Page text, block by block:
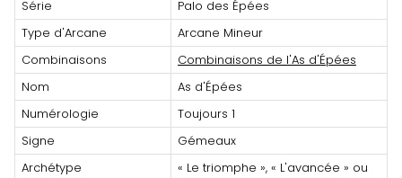
Série
Palo des Épées
Type d'Arcane
Arcane Mineur
Combinaisons
Combinaisons de l'As d'Épées
Nom
As d'Épées
Numérologie
Toujours 1
Signe
Gémeaux
Archétype
« Le triomphe », « L'avancée » ou